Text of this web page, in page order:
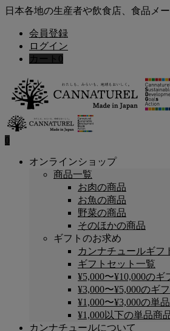
日本各地の生産者や飲食店、食品メ
会員登録
ログイン
カート 0
0
オンラインショップ
商品一覧
お肉の商品
お魚の商品
野菜の商品
そのほかの商品
ギフトのお求め
カンナチュールギフ
ギフトセット一覧
¥5,000〜¥10,000のギ
¥3,000〜¥5,000のギ
¥1,000〜¥3,000の単
¥1,000以下の単品商
カンナチュールについて